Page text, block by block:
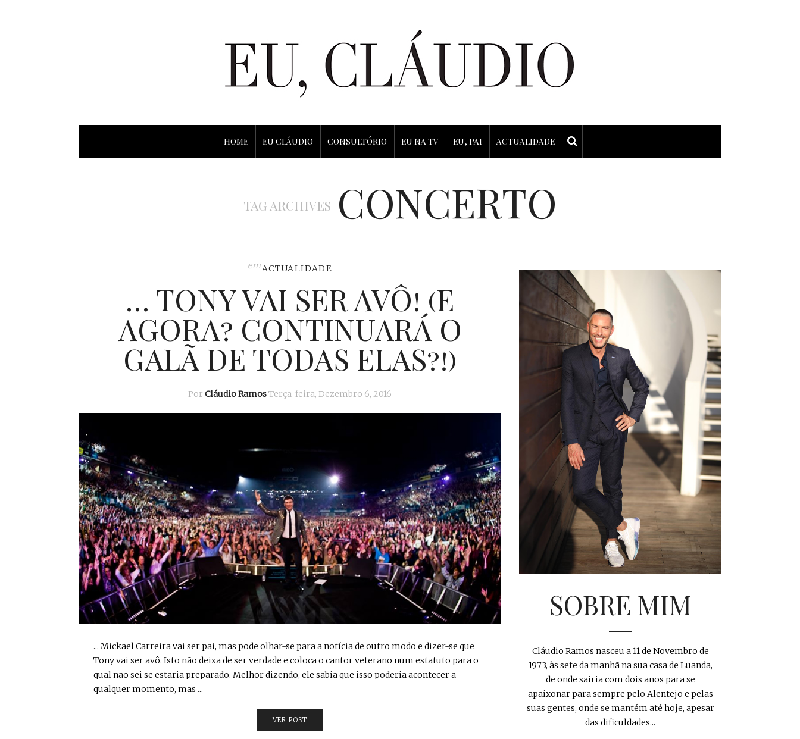
HOME EU CLÁUDIO CONSULTÓRIO EU NA TV EU, PAI ACTUALIDADE
TAG ARCHIVES CONCERTO
emACTUALIDADE
… TONY VAI SER AVÔ! (E
AGORA? CONTINUARÁ O
GALÃ DE TODAS ELAS?!)
Por Cláudio RamosTerça-feira, Dezembro 6, 2016
... Mickael Carreira vai ser pai, mas pode olhar-se para a notícia de outro modo e dizer-se que
Tony vai ser avô. Isto não deixa de ser verdade e coloca o cantor veterano num estatuto para o
qual não sei se estaria preparado. Melhor dizendo, ele sabia que isso poderia acontecer a
qualquer momento, mas ...
VER POST
SOBRE MIM
Cláudio Ramos nasceu a 11 de Novembro de
1973, às sete da manhã na sua casa de Luanda,
de onde sairia com dois anos para se
apaixonar para sempre pelo Alentejo e pelas
suas gentes, onde se mantém até hoje, apesar
das dificuldades...